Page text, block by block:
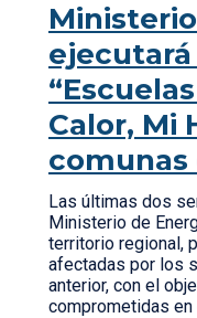
Calor, Mi
Las últimas dos
Ministerio de
territorio regional,
afectadas por los
anterior, con el
comprometidas en